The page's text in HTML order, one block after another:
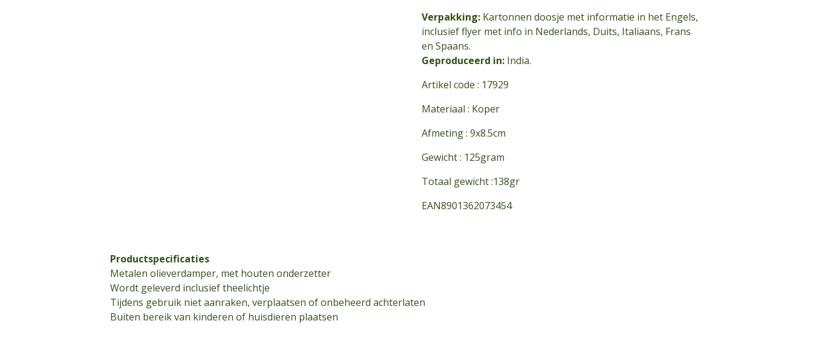
Verpakking: Kartonnen doosje met informatie in het Engels,
inclusief flyer met info in Nederlands, Duits, Italiaans, Frans
en Spaans.
Geproduceerd in: India.
Artikel code : 17929
Materiaal : Koper
Afmeting : 9x8.5cm
Gewicht : 125gram
Totaal gewicht :138gr
EAN8901362073454
Productspecificaties
Metalen olieverdamper, met houten onderzetter
Wordt geleverd inclusief theelichtje
Tijdens gebruik niet aanraken, verplaatsen of onbeheerd achterlaten
Buiten bereik van kinderen of huisdieren plaatsen